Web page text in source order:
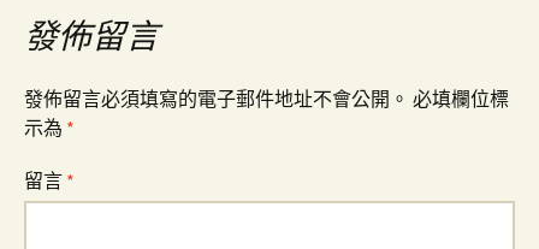
覽發佈留言
發佈留言必須填寫的電子郵件地址不會公開。 必填欄位標
示為 *
留言 *